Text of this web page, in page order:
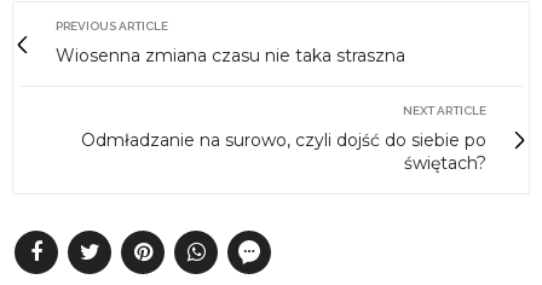
PREVIOUS ARTICLE
Wiosenna zmiana czasu nie taka straszna
NEXT ARTICLE
Odmładzanie na surowo, czyli dojść do siebie po
świętach?